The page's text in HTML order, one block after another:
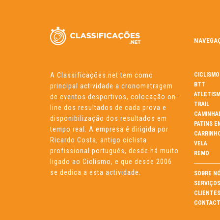
A Classificações.net tem como
principal actividade a cronometragem
de eventos desportivos, colocação on-
line dos resultados de cada prova e
disponibilização dos resultados em
tempo real. A empresa é dirigida por
Ricardo Costa, antigo ciclista
profissional português, desde há muito
ligado ao Ciclismo, e que desde 2006
se dedica a esta actividade.
CICLISMO
BTT
TRAIL
PATINS
VELA
REMO
SOBRE
SERVIÇOS
CLIENTES